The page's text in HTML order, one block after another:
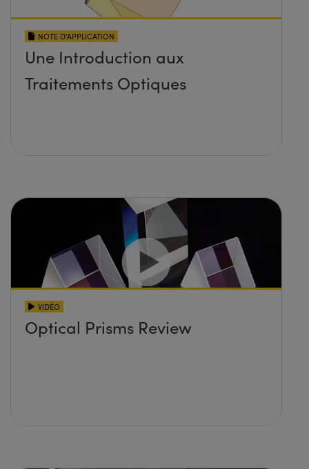
NOTE D’APPLICATION
Une Introduction aux
Traitements Optiques
VIDÉO
Optical Prisms Review